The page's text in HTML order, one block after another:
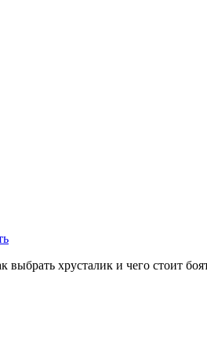
выбрать хрусталик и чего стоит